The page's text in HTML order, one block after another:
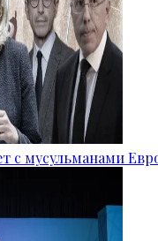
с мусульманами